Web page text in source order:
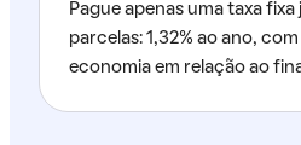
Pague apenas uma taxa
parcelas: 1,32% ao ano,
economia em relação ao